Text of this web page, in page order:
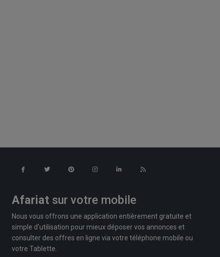
Afariat sur votre mobile
Nous vous offrons une application entièrement gratuite et
simple d'utilisation pour mieux déposer vos annonces et
consulter des offres en ligne via votre téléphone mobile ou
votre Tablette.